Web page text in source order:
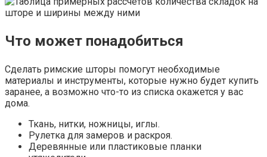
Что может понадобиться
Сделать римские шторы помогут необходимые
материалы и инструменты, которые нужно будет купить
заранее, а возможно что-то из списка окажется у вас
дома.
Ткань, нитки, ножницы, иглы.
Рулетка для замеров и раскроя.
Деревянные или пластиковые планки